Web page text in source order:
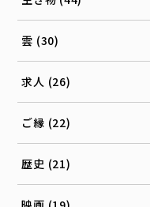
雲 (30)
求人 (26)
ご縁 (22)
歴史 (21)